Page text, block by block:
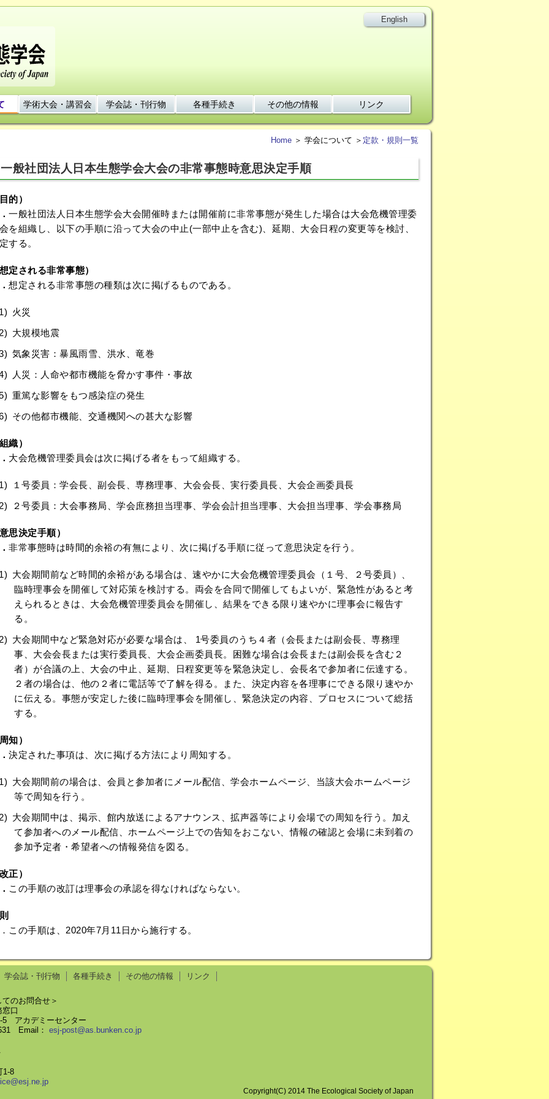
English
学術大会・講習会 学会誌・刊行物 各種手続き その他の情報 リンク
Home ＞ 学会について ＞ 定款・規則一覧
一般社団法人日本生態学会大会の非常事態時意思決定手順
的）
一般社団法人日本生態学会大会開催時または開催前に非常事態が発生した場合は大会危機管理委
を組織し、以下の手順に沿って大会の中止(一部中止を含む)、延期、大会日程の変更等を検討、
する。
定される非常事態）
想定される非常事態の種類は次に掲げるものである。
火災
大規模地震
気象災害：暴風雨雪、洪水、竜巻
人災：人命や都市機能を脅かす事件・事故
重篤な影響をもつ感染症の発生
その他都市機能、交通機関への甚大な影響
織）
大会危機管理委員会は次に掲げる者をもって組織する。
１号委員：学会長、副会長、専務理事、大会会長、実行委員長、大会企画委員長
２号委員：大会事務局、学会庶務担当理事、学会会計担当理事、大会担当理事、学会事務局
思決定手順）
非常事態時は時間的余裕の有無により、次に掲げる手順に従って意思決定を行う。
大会期間前など時間的余裕がある場合は、速やかに大会危機管理委員会（１号、２号委員）、
臨時理事会を開催して対応策を検討する。両会を合同で開催してもよいが、緊急性があると考
えられるときは、大会危機管理委員会を開催し、結果をできる限り速やかに理事会に報告す
る。
大会期間中など緊急対応が必要な場合は、 1号委員のうち４者（会長または副会長、専務理
事、大会会長または実行委員長、大会企画委員長。困難な場合は会長または副会長を含む２
者）が合議の上、大会の中止、延期、日程変更等を緊急決定し、会長名で参加者に伝達する。
２者の場合は、他の２者に電話等で了解を得る。また、決定内容を各理事にできる限り速やか
に伝える。事態が安定した後に臨時理事会を開催し、緊急決定の内容、プロセスについて総括
する。
知）
決定された事項は、次に掲げる方法により周知する。
大会期間前の場合は、会員と参加者にメール配信、学会ホームページ、当該大会ホームページ
等で周知を行う。
大会期間中は、掲示、館内放送によるアナウンス、拡声器等により会場での周知を行う。加え
て参加者へのメール配信、ホームページ上での告知をおこない、情報の確認と会場に未到着の
参加予定者・希望者への情報発信を図る。
正）
この手順の改訂は理事会の承認を得なければならない。
この手順は、2020年7月11日から施行する。
学会誌・刊行物 各種手続き その他の情報 リンク
のお問合せ＞
口
5 アカデミーセンター
Email： esj-post@as.bunken.co.jp
1-8
Copyright(C) 2014 The Ecological Society of Japan